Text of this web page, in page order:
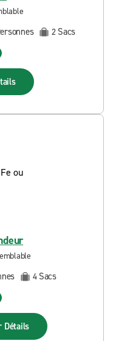
2 Sacs
4 Sacs
Détails